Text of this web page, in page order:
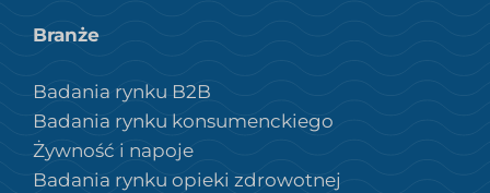
Branże
Badania rynku B2B
Badania rynku konsumenckiego
Żywność i napoje
Badania rynku opieki zdrowotnej